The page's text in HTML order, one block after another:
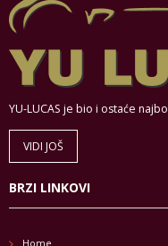
YU-LUCAS je bio i ostaće
VIDI JOŠ
BRZI LINKOVI
Home